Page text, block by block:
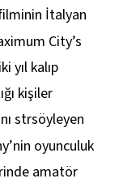
İtalyan
City’s
yıl kalıp
kişiler
strsöyleyen
oyunculuk
amatör